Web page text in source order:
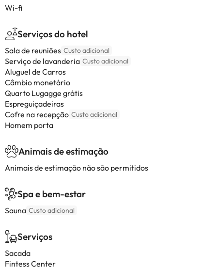
Wi-fi
Serviços do hotel
Sala de reuniões Custo adicional
Serviço de lavanderia Custo adicional
Aluguel de Carros
Câmbio monetário
Quarto Lugagge grátis
Espreguiçadeiras
Cofre na recepção Custo adicional
Homem porta
Animais de estimação
Animais de estimação não são permitidos
Spa e bem-estar
Sauna Custo adicional
Serviços
Sacada
Fintess Center